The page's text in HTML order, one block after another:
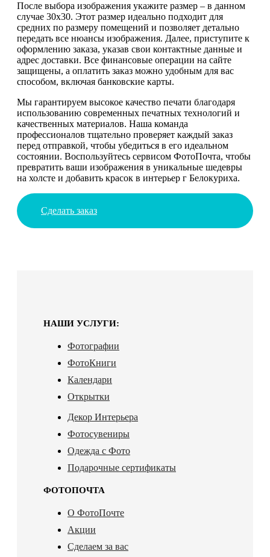
После выбора изображения укажите размер – в данном
случае 30х30. Этот размер идеально подходит для
средних по размеру помещений и позволяет детально
передать все нюансы изображения. Далее, приступите к
оформлению заказа, указав свои контактные данные и
адрес доставки. Все финансовые операции на сайте
защищены, а оплатить заказ можно удобным для вас
способом, включая банковские карты.
Мы гарантируем высокое качество печати благодаря
использованию современных печатных технологий и
качественных материалов. Наша команда
профессионалов тщательно проверяет каждый заказ
перед отправкой, чтобы убедиться в его идеальном
состоянии. Воспользуйтесь сервисом ФотоПочта, чтобы
превратить ваши изображения в уникальные шедевры
на холсте и добавить красок в интерьер г Белокуриха.
Сделать заказ
НАШИ УСЛУГИ:
Фотографии
ФотоКниги
Календари
Открытки
Декор Интерьера
Фотосувениры
Одежда с Фото
Подарочные сертификаты
ФОТОПОЧТА
О ФотоПочте
Акции
Сделаем за вас